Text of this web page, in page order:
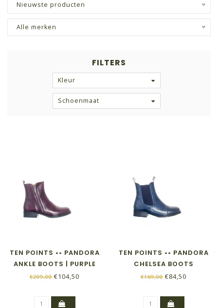
Nieuwste producten
Alle merken
FILTERS
Kleur
Schoenmaat
TEN POINTS •• PANDORA
ANKLE BOOTS | PURPLE
€209,00 €104,50
TEN POINTS •• PANDORA
CHELSEA BOOTS
€169,00 €84,50